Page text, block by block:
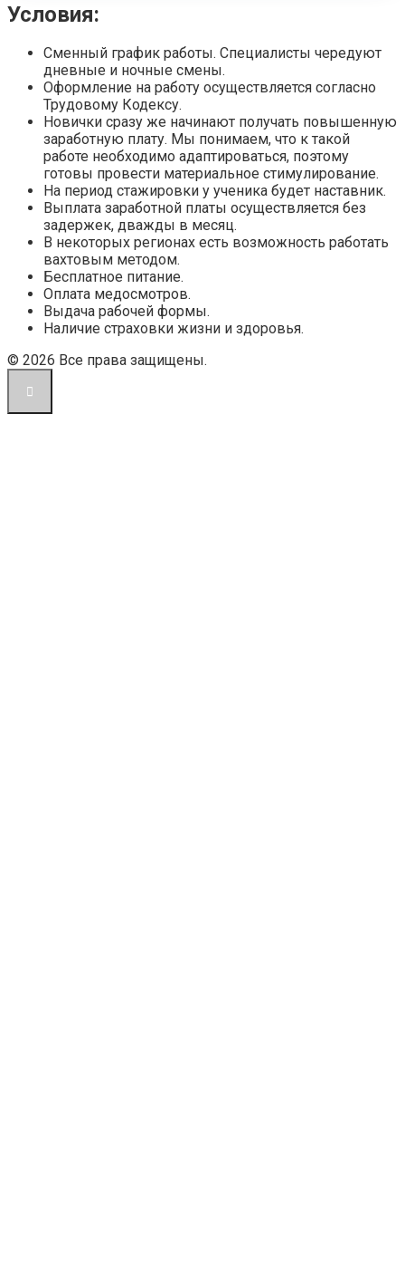
Условия:
Сменный график работы. Специалисты чередуют
дневные и ночные смены.
Оформление на работу осуществляется согласно
Трудовому Кодексу.
Новички сразу же начинают получать повышенную
заработную плату. Мы понимаем, что к такой
работе необходимо адаптироваться, поэтому
готовы провести материальное стимулирование.
На период стажировки у ученика будет наставник.
Выплата заработной платы осуществляется без
задержек, дважды в месяц.
В некоторых регионах есть возможность работать
вахтовым методом.
Бесплатное питание.
Оплата медосмотров.
Выдача рабочей формы.
Наличие страховки жизни и здоровья.
© 2026 Все права защищены.